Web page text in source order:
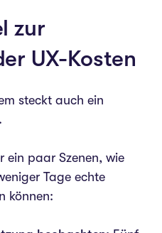
zur
UX-Kosten
steckt auch ein
ein paar Szenen, wie
Tage echte
können: